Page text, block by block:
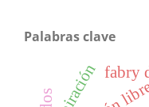
Palabras clave
fabry